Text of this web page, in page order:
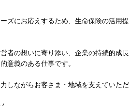
ズにお応えするため、生命保険の活用
者の想いに寄り添い、企業の持続的成
意義のある仕事です。
ながらお客さま・地域を支えていただ